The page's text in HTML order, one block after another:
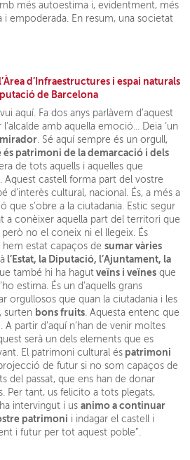
més autoestima i, evidentment, més
empoderada. En resum, una societat
d’Infraestructures i espai naturals
de Barcelona
aquí. Fa dos anys parlàvem d’aquest
amb aquella emoció... Deia ‘un
. Sé aquí sempre és un orgull,
patrimoni de la demarcació i dels
de tots aquells i aquelles que
Aquest castell forma part del vostre
d’interès cultural, nacional. És, a més a
que s’obre a la ciutadania. Estic segur
a conèixer aquella part del territori que
no el coneix ni el llegeix. És
estat capaços desumar vàries
l’Estat, la Diputació, l’Ajuntament, la
també hi ha hagut veïns i veïnes que
estima. És un d’aquells grans
orgullosos que quan la ciutadania i les
surten bons fruits. Aquesta entenc que
partir d’aquí n’han de venir moltes
serà un dels elements que es
El patrimoni cultural és patrimoni
de futur si no som capaços de
del passat, que ens han de donar
Per tant, us felicito a tots plegats,
intervingut i usanimo a continuar
patrimoni i indagar el castell i
i futur per tot aquest poble”.